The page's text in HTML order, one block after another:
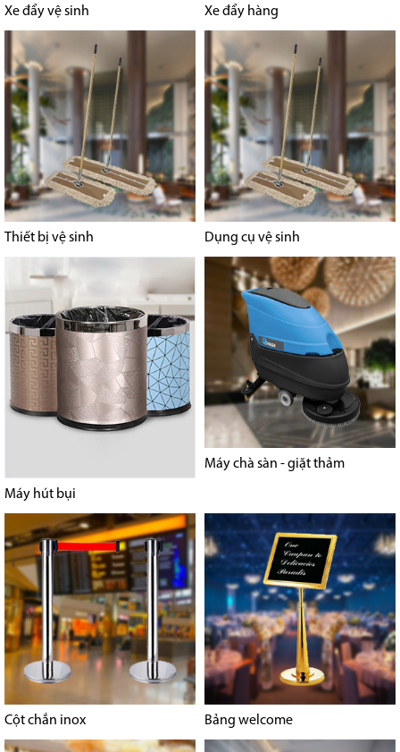
Xe đẩy vệ sinh Xe đẩy hàng
Thiết bị vệ sinh Dụng cụ vệ sinh
Máy hút bụi
Máy chà sàn - giặt thảm
Cột chắn inox Bảng welcome